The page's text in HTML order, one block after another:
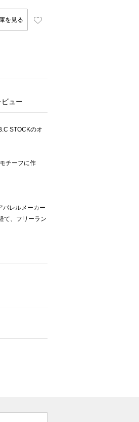
を見る
ビュー
STOCKのオ
チーフに作
パレルメーカー
て、フリーラン